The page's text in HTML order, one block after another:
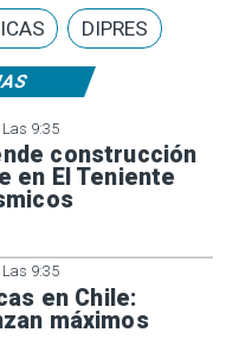
9:35
construcción
en El Teniente
9:35
en Chile:
máximos
DIPRES